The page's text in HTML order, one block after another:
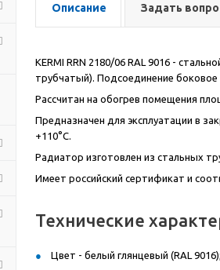
Описание Задать
KERMI RRN 2180/06 RAL 9016 -
трубчатый). Подсоединение боковое
Рассчитан на обогрев помещения
Предназначен для эксплуатации в
+110°С.
Радиатор изготовлен из стальных
Имеет российский сертификат и
Технические
Цвет - белый глянцевый (RAL 9016);